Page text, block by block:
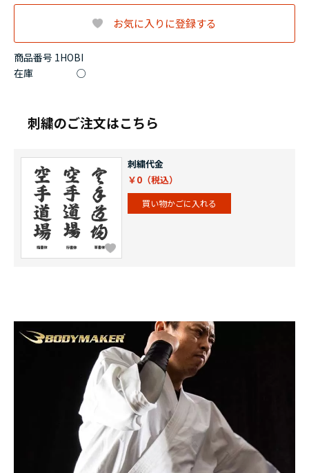
商品番号 1HOBI
在庫 ○
お気に入りに登録する
刺繍のご注文はこちら
刺繍代金
￥0
買い物かごに入れる